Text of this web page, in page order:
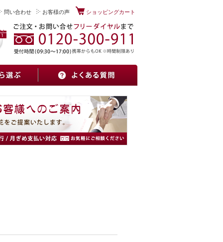
問い合わせ お客様の声 ショッピングカート